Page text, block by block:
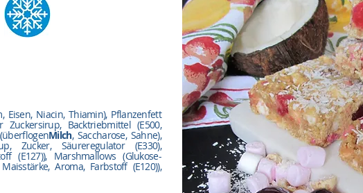
Eisen, Niacin, Thiamin), Pflanzenfett
Zuckersirup, Backtriebmittel (E500,
(überflogenMilch, Saccharose, Sahne),
Zucker, Säureregulator (E330),
(E127)), Marshmallows (Glukose-
Aroma, Farbstoff (E120)),